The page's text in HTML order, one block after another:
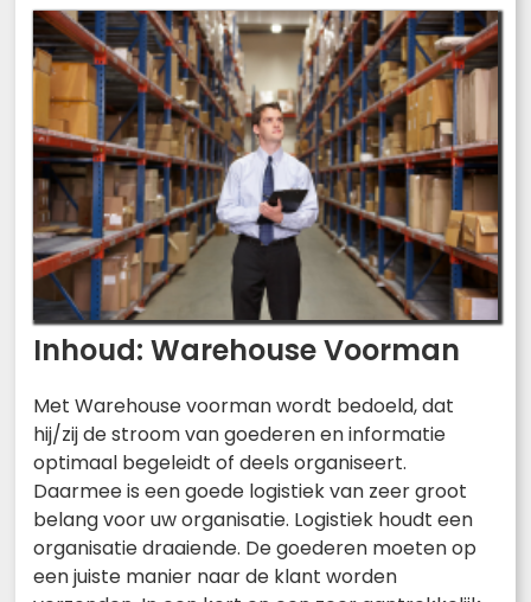
Inhoud: Warehouse Voorman
Met Warehouse voorman wordt bedoeld, dat
hij/zij de stroom van goederen en informatie
optimaal begeleidt of deels organiseert.
Daarmee is een goede logistiek van zeer groot
belang voor uw organisatie. Logistiek houdt een
organisatie draaiende. De goederen moeten op
een juiste manier naar de klant worden